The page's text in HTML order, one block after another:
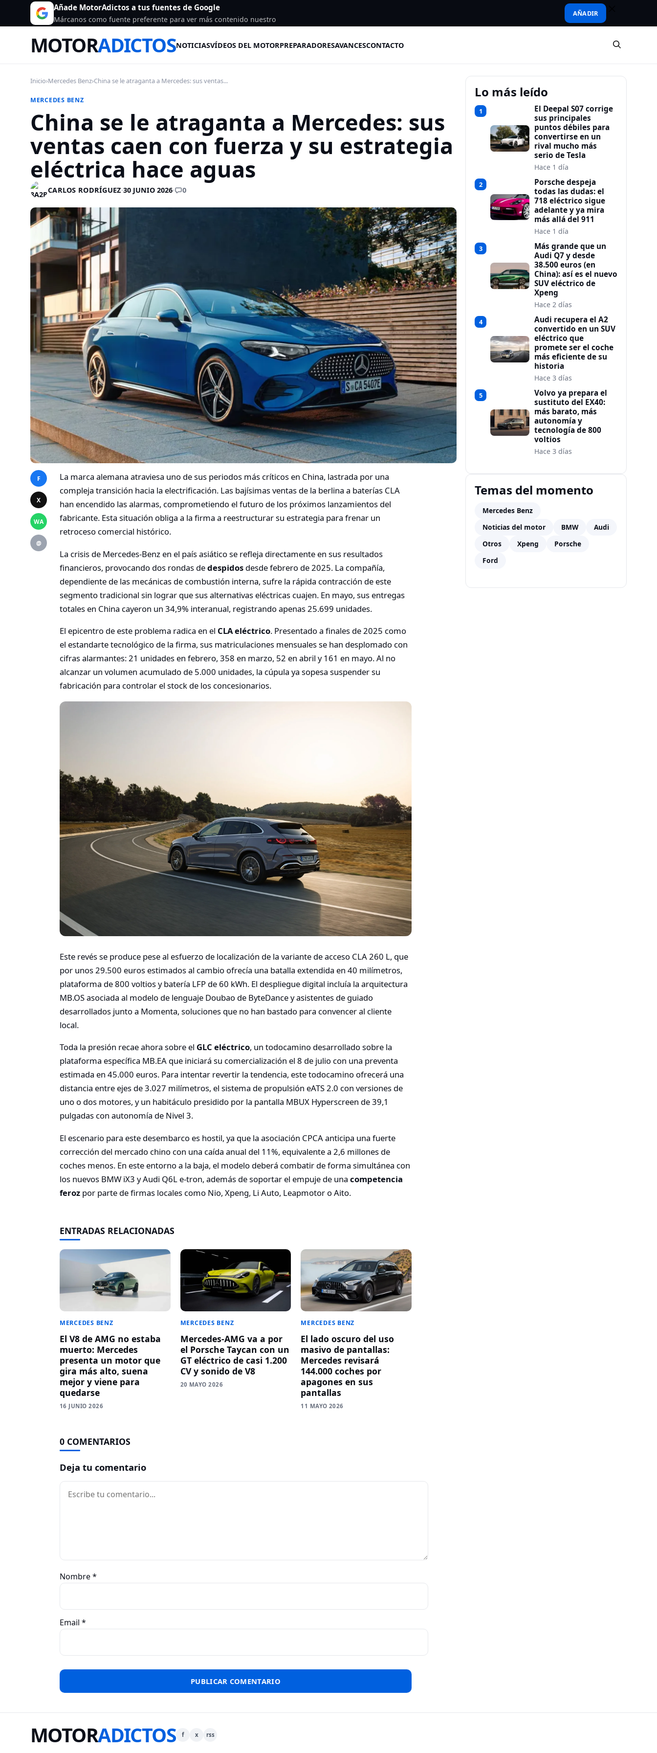
Añade MotorAdictos a tus fuentes de Google
Márcanos como fuente preferente para ver más contenido nuestro
AÑADIR
MOTORADICTOSNOTICIASVÍDEOS DEL MOTORPREPARADORESAVANCESCONTACTO
Inicio›Mercedes Benz›China se le atraganta a Mercedes: sus ventas...
MERCEDES BENZ
China se le atraganta a Mercedes: sus
ventas caen con fuerza y su estrategia
eléctrica hace aguas
CARLOS RODRÍGUEZ·30 JUNIO 2026· 0
F
X
WA
@
La marca alemana atraviesa uno de sus periodos más críticos en China, lastrada por una
compleja transición hacia la electrificación. Las bajísimas ventas de la berlina a baterías CLA
han encendido las alarmas, comprometiendo el futuro de los próximos lanzamientos del
fabricante. Esta situación obliga a la firma a reestructurar su estrategia para frenar un
retroceso comercial histórico.
La crisis de Mercedes-Benz en el país asiático se refleja directamente en sus resultados
financieros, provocando dos rondas dedespidos desde febrero de 2025. La compañía,
dependiente de las mecánicas de combustión interna, sufre la rápida contracción de este
segmento tradicional sin lograr que sus alternativas eléctricas cuajen. En mayo, sus entregas
totales en China cayeron un 34,9% interanual, registrando apenas 25.699 unidades.
El epicentro de este problema radica en el CLA eléctrico. Presentado a finales de 2025 como
el estandarte tecnológico de la firma, sus matriculaciones mensuales se han desplomado con
cifras alarmantes: 21 unidades en febrero, 358 en marzo, 52 en abril y 161 en mayo. Al no
alcanzar un volumen acumulado de 5.000 unidades, la cúpula ya sopesa suspender su
fabricación para controlar el stock de los concesionarios.
Este revés se produce pese al esfuerzo de localización de la variante de acceso CLA 260 L, que
por unos 29.500 euros estimados al cambio ofrecía una batalla extendida en 40 milímetros,
plataforma de 800 voltios y batería LFP de 60 kWh. El despliegue digital incluía la arquitectura
MB.OS asociada al modelo de lenguaje Doubao de ByteDance y asistentes de guiado
desarrollados junto a Momenta, soluciones que no han bastado para convencer al cliente
local.
Toda la presión recae ahora sobre el GLC eléctrico, un todocamino desarrollado sobre la
plataforma específica MB.EA que iniciará su comercialización el 8 de julio con una preventa
estimada en 45.000 euros. Para intentar revertir la tendencia, este todocamino ofrecerá una
distancia entre ejes de 3.027 milímetros, el sistema de propulsión eATS 2.0 con versiones de
uno o dos motores, y un habitáculo presidido por la pantalla MBUX Hyperscreen de 39,1
pulgadas con autonomía de Nivel 3.
El escenario para este desembarco es hostil, ya que la asociación CPCA anticipa una fuerte
corrección del mercado chino con una caída anual del 11%, equivalente a 2,6 millones de
coches menos. En este entorno a la baja, el modelo deberá combatir de forma simultánea con
los nuevos BMW iX3 y Audi Q6L e-tron, además de soportar el empuje de una competencia
feroz por parte de firmas locales como Nio, Xpeng, Li Auto, Leapmotor o Aito.
ENTRADAS RELACIONADAS
MERCEDES BENZ
El V8 de AMG no estaba
muerto: Mercedes
presenta un motor que
gira más alto, suena
mejor y viene para
quedarse
16 JUNIO 2026
MERCEDES BENZ
Mercedes-AMG va a por
el Porsche Taycan con un
GT eléctrico de casi 1.200
CV y sonido de V8
20 MAYO 2026
MERCEDES BENZ
El lado oscuro del uso
masivo de pantallas:
Mercedes revisará
144.000 coches por
apagones en sus
pantallas
11 MAYO 2026
0 COMENTARIOS
Deja tu comentario
Comentario
Nombre*
Email *
Lo más leído
1
El Deepal S07 corrige
sus principales
puntos débiles para
convertirse en un
rival mucho más
serio de Tesla
Hace 1 día
2
Porsche despeja
todas las dudas: el
718 eléctrico sigue
adelante y ya mira
más allá del 911
Hace 1 día
3
Más grande que un
Audi Q7 y desde
38.500 euros (en
China): así es el nuevo
SUV eléctrico de
Xpeng
Hace 2 días
4
Audi recupera el A2
convertido en un SUV
eléctrico que
promete ser el coche
más eficiente de su
historia
Hace 3 días
5
Volvo ya prepara el
sustituto del EX40:
más barato, más
autonomía y
tecnología de 800
voltios
Hace 3 días
Temas del momento
Mercedes Benz
Noticias del motor
BMW
Audi
Otros
Xpeng
Porsche
Ford
MOTORADICTOS f x rss